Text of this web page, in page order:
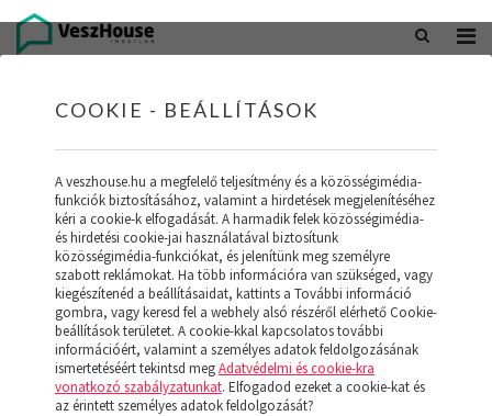
office@veszhouse.hu +36 20 402 5098
INGATLAN KÉSZLETÜNK
(19)
COOKIE - BEÁLLÍTÁSOK
A veszhouse.hu a megfelelő teljesítmény és a közösségimédia-
funkciók biztosításához, valamint a hirdetések megjelenítéséhez
kéri a cookie-k elfogadását. A harmadik felek közösségimédia-
és hirdetési cookie-jai használatával biztosítunk
közösségimédia-funkciókat, és jelenítünk meg személyre
szabott reklámokat. Ha több információra van szükséged, vagy
kiegészítenéd a beállításaidat, kattints a További információ
gombra, vagy keresd fel a webhely alsó részéről elérhető Cookie-
beállítások területet. A cookie-kkal kapcsolatos további
információért, valamint a személyes adatok feldolgozásának
ismertetéséért tekintsd megAdatvédelmi és cookie-kra
vonatkozó szabályzatunkat. Elfogadod ezeket a cookie-kat és
az érintett személyes adatok feldolgozását?